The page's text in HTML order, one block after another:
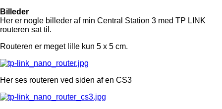
Billeder
Her er nogle billeder af min Central Station 3 med TP LINK
routeren sat til.
Routeren er meget lille kun 5 x 5 cm.
Her ses routeren ved siden af en CS3